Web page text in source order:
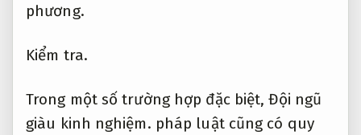
phương.
Kiểm tra.
Trong một số trường hợp đặc biệt,Đội ngũ
giàu kinh nghiệm. pháp luật cũng có quy